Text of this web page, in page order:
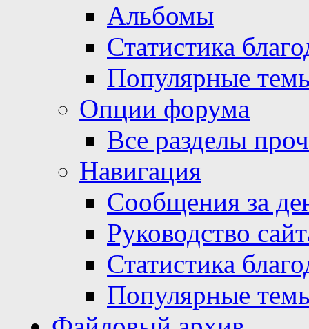
Альбомы
Статистика
Популярные
Опции форума
Все разделы
Навигация
Сообщения за
Руководство
Статистика
Популярные